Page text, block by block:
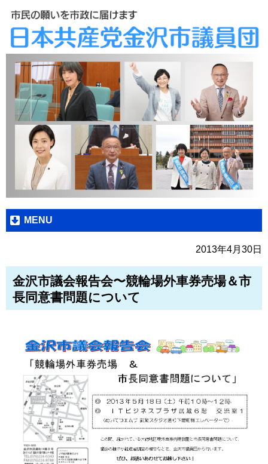
MENU
2013年4月30日
金沢市議会報告会〜競輪場外車券売場＆市
長同意書問題について